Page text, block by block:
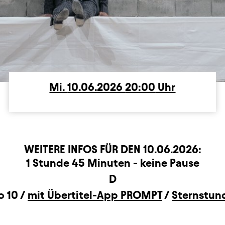
Mi. Mittwoch
10.06.202620:00 Uhr
WEITERE INFOS FÜR DEN 10.06.2026:
1 Stunde 45 Minuten - keine Pause
D
10 / mit Übertitel-App PROMPT/